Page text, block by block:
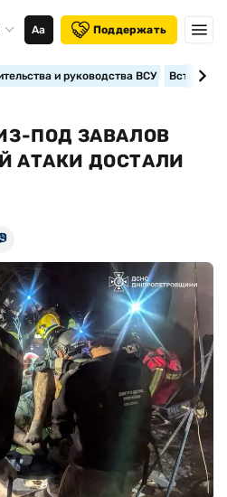
Аа Поддержать
и руководства ВСУ
ПОД ЗАВАЛОВ
АТАКИ ДОСТАЛИ